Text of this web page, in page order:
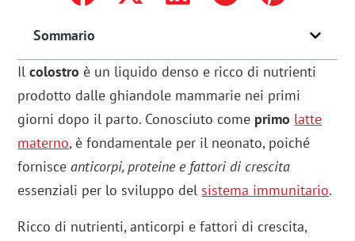
Sommario
Ilcolostro è un liquido denso e ricco di nutrienti
prodotto dalle ghiandole mammarie nei primi
giorni dopo il parto. Conosciuto come primo latte
materno, è fondamentale per il neonato, poiché
fornisce anticorpi, proteine e fattori di crescita
essenziali per lo sviluppo del sistema immunitario.
Ricco di nutrienti, anticorpi e fattori di crescita,